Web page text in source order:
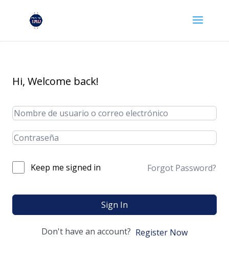
Hi, Welcome back!
Keep me signed in Forgot Password?
Sign In
Don't have an account? Register Now